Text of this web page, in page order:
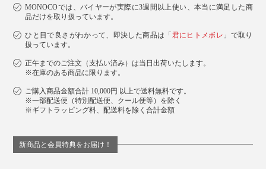
きが楽しくなります。
り、蓋を開けたりする際にミトン代わりにもなってくれ
MONOCOでは、バイヤーが実際に3週間以上使い、本当に満足した商
品だけを取り扱っています。
ひと目で良さがわかって、即決した商品は「 君にヒトメボレ 」で取り
扱っています。
正午までのご注文（支払い済み）は当日出荷いたします。
※在庫のある商品に限ります。
ご購入商品金額合計 10,000円 以上で送料無料です。
※一部配送便（特別配送便、クール便等）を除く
※ギフトラッピング料、配送料を除く合計金額
新商品と会員特典をお届け！